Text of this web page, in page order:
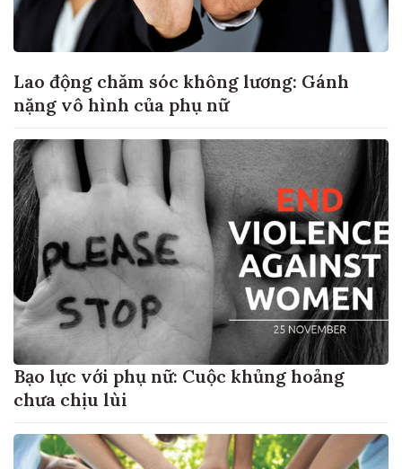
Lao động chăm sóc không lương: Gánh
nặng vô hình của phụ nữ
Bạo lực với phụ nữ: Cuộc khủng hoảng
chưa chịu lùi